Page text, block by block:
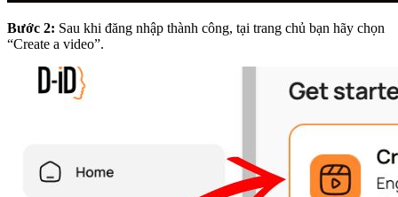
Bước 2: Sau khi đăng nhập thành công, tại trang chủ bạn hãy chọn
“Create a video”.